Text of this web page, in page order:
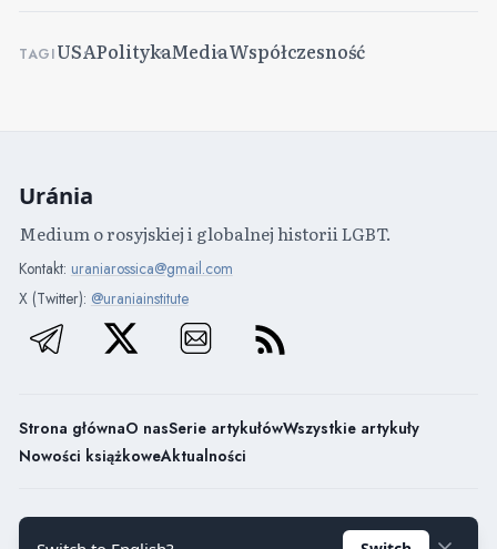
TAGIUSAPolitykaMediaWspółczesność
Uránia
Medium o rosyjskiej i globalnej historii LGBT.
Kontakt: uraniarossica@gmail.com
X (Twitter): @uraniainstitute
Strona głównaO nasSerie artykułówWszystkie artykuły
Nowości książkoweAktualności
Uránia / 2026